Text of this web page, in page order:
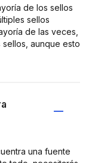
de los sellos
sellos
de las veces,
aunque esto
una fuente